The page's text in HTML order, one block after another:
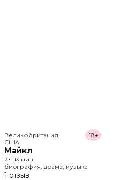
Великобритания,
США
Майкл
18+
2 ч 13 мин
биография, драма, музыка
1 отзыв